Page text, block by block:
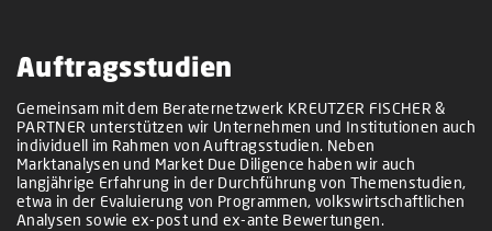
Auftragsstudien
Gemeinsam mit dem Beraternetzwerk KREUTZER FISCHER &
PARTNER unterstützen wir Unternehmen und Institutionen auch
individuell im Rahmen von Auftragsstudien. Neben
Marktanalysen und Market Due Diligence haben wir auch
langjährige Erfahrung in der Durchführung von Themenstudien,
etwa in der Evaluierung von Programmen, volkswirtschaftlichen
Analysen sowie ex-post und ex-ante Bewertungen.